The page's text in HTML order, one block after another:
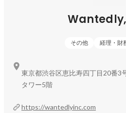
Infra Squad
その他 経理・財
https://wantedlyinc.com
東京都渋谷区恵比寿四丁目20番3
タワー5階